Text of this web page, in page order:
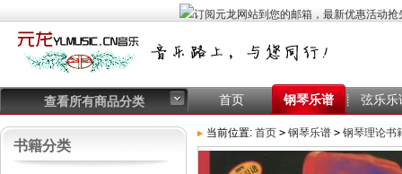
查看所有商品分类 首页 钢琴乐谱 弦乐乐
书籍分类
当前位置: 首页 > 钢琴乐谱 > 钢琴理论书